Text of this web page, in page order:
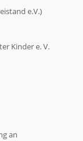
e.V.)
Kinder e. V.
an